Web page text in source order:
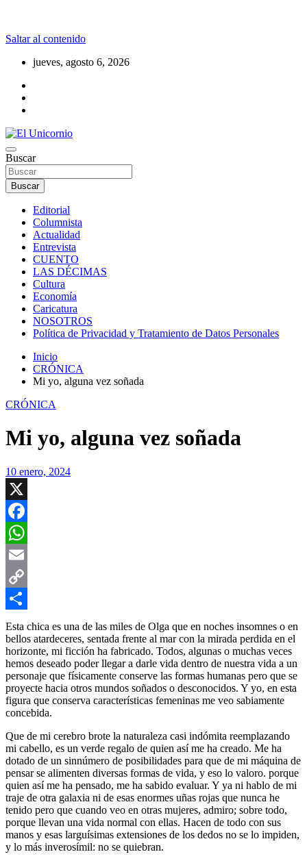
Saltar al contenido
jueves, agosto 6, 2026
El Unicornio
La realidad supera la fantasía
Buscar
Buscar
Editorial
Columnista
Actualidad
Entrevista
CUENTO
LAS DÉCIMAS
Cultura
Economía
Caricatura
NOSOTROS
Política de Privacidad y Tratamiento de Datos Personales
Inicio
CRÓNICA
Mi yo, alguna vez soñada
CRÓNICA
Mi yo, alguna vez soñada
10 enero, 2024
X
Facebook
WhatsApp
Email
Copy
Link
Compartir
Esta chica es una de las miles de Olga que en noches insomnes o en
bellos atardeceres, sentada frente al mar con la mirada perdida en el
horizonte, mi ficción ha fabricado. Todos, algunas o muchas veces
hemos deseado poder llegar a darle vida dentro de nuestra vida a un
personaje que físicamente conserve las formas humanas pero que se
proyecte hacia otros mundos soñados o desconocidos. Y yo, en esta
figura que conserva características femeninas me veo sabiamente
concebida.
Que de mi cerebro brote la naturaleza casi indómita reemplazando
mi cabello, es un verde regalo de quien así me ha creado. Me ha
dotado de un sinnúmero de posibilidades para que de mi máquina de
pensar se alimenten diversas formas de vida, y eso lo valoro. porque
quien así me ha pensado, me ha sabido evaluar. Y ya ni hablo de mi
traje de otra galaxia ni de esas enormes uñas rojas que nunca he
tenido pero que cuando veo en otras mujeres, admiro; sobre todo,
porque llevan una vida normal con ellas. Hacen de todo con sus
manos y esas larguísimas extensiones de los dedos no se lo impiden,
y lo más inverosímil: no se quiebran.